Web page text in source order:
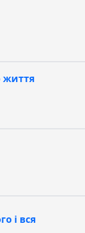
життя
і вся